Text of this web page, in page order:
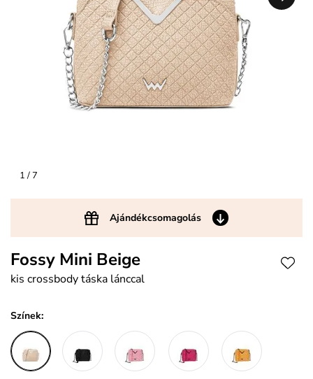
1/ 7
Ajándékcsomagolás
Fossy Mini Beige
kis crossbody táska lánccal
Színek: